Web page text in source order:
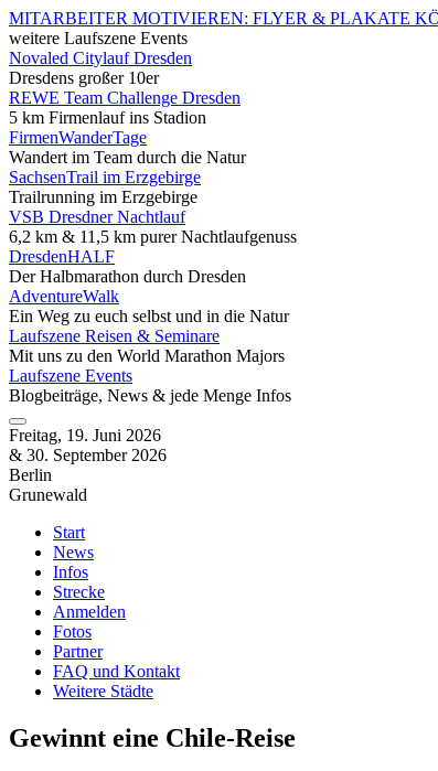
MITARBEITER MOTIVIEREN: FLYER & PLAKATE
weitere Laufszene Events
Novaled Citylauf Dresden
Dresdens großer 10er
REWE Team Challenge Dresden
5 km Firmenlauf ins Stadion
FirmenWanderTage
Wandert im Team durch die Natur
SachsenTrail im Erzgebirge
Trailrunning im Erzgebirge
VSB Dresdner Nachtlauf
6,2 km & 11,5 km purer Nachtlaufgenuss
DresdenHALF
Der Halbmarathon durch Dresden
AdventureWalk
Ein Weg zu euch selbst und in die Natur
Laufszene Reisen & Seminare
Mit uns zu den World Marathon Majors
Laufszene Events
Blogbeiträge, News & jede Menge Infos
Freitag, 19. Juni 2026
& 30. September 2026
Berlin
Grunewald
Start
News
Infos
Strecke
Anmelden
Fotos
Partner
FAQ und Kontakt
Weitere Städte
Gewinnt eine Chile-Reise